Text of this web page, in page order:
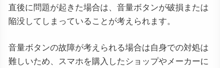
直後に問題が起きた場合は、音量ボタンが破損または
陥没してしまっていることが考えられます。
音量ボタンの故障が考えられる場合は自身での対処は
難しいため、スマホを購入したショップやメーカーに